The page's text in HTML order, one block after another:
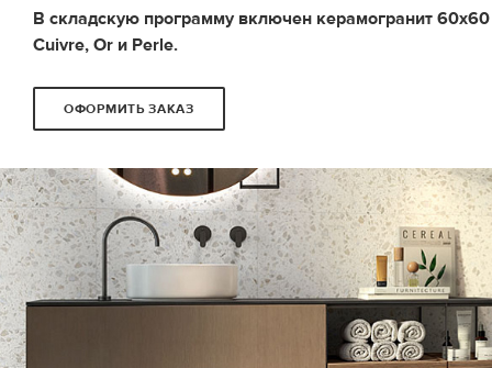
В складскую программу включен керамогранит
Cuivre, Or и Perle.
ОФОРМИТЬ ЗАКАЗ